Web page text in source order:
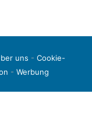
uns - Cookie-
- Werbung